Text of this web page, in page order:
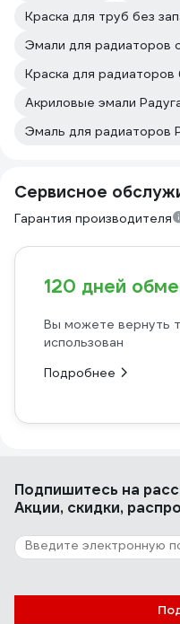
Краска для труб без
Эмали для радиаторов
Краска для радиаторов
Акриловые эмали
Эмаль для радиаторов
Сервисное
Гарантия производителя
120 дней
Вы можете вернуть
использован
Подробнее
Подпишитесь на
Акции, скидки,